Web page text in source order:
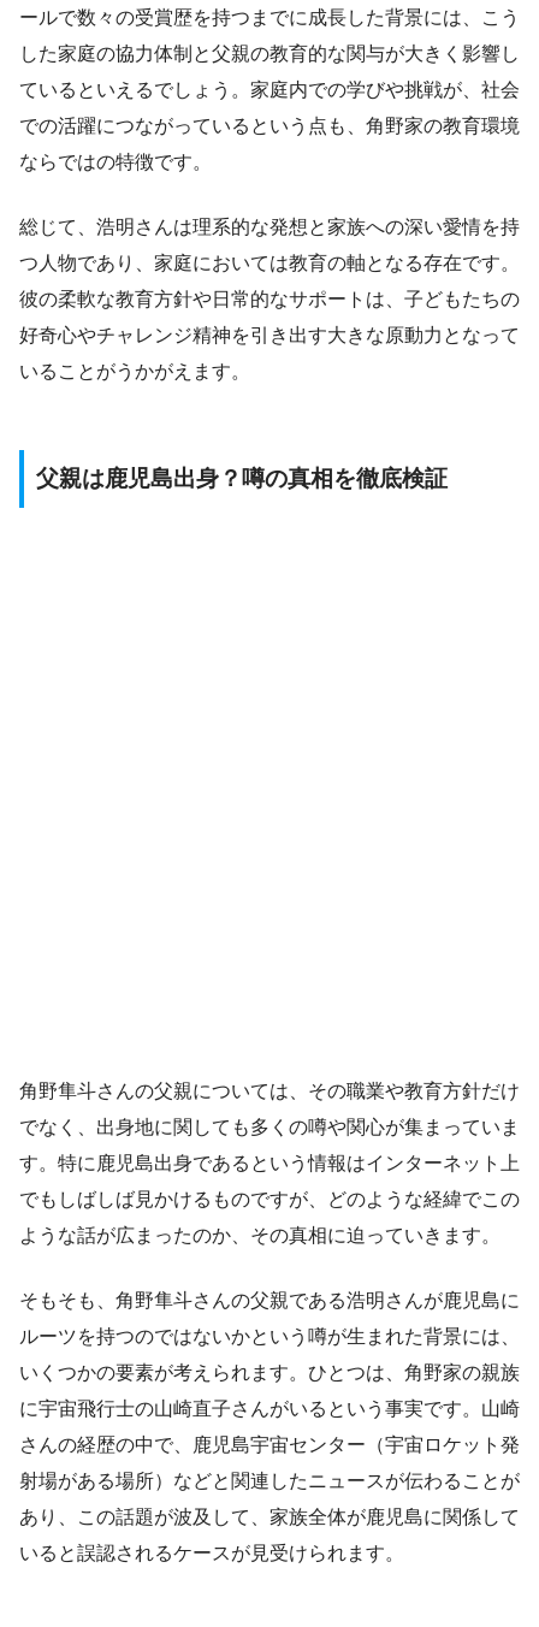
ールで数々の受賞歴を持つまでに成長した背景には、こう
した家庭の協力体制と父親の教育的な関与が大きく影響し
ているといえるでしょう。家庭内での学びや挑戦が、社会
での活躍につながっているという点も、角野家の教育環境
ならではの特徴です。
総じて、浩明さんは理系的な発想と家族への深い愛情を持
つ人物であり、家庭においては教育の軸となる存在です。
彼の柔軟な教育方針や日常的なサポートは、子どもたちの
好奇心やチャレンジ精神を引き出す大きな原動力となって
いることがうかがえます。
父親は鹿児島出身？噂の真相を徹底検証
角野隼斗さんの父親については、その職業や教育方針だけ
でなく、出身地に関しても多くの噂や関心が集まっていま
す。特に鹿児島出身であるという情報はインターネット上
でもしばしば見かけるものですが、どのような経緯でこの
ような話が広まったのか、その真相に迫っていきます。
そもそも、角野隼斗さんの父親である浩明さんが鹿児島に
ルーツを持つのではないかという噂が生まれた背景には、
いくつかの要素が考えられます。ひとつは、角野家の親族
に宇宙飛行士の山崎直子さんがいるという事実です。山崎
さんの経歴の中で、鹿児島宇宙センター（宇宙ロケット発
射場がある場所）などと関連したニュースが伝わることが
あり、この話題が波及して、家族全体が鹿児島に関係して
いると誤認されるケースが見受けられます。